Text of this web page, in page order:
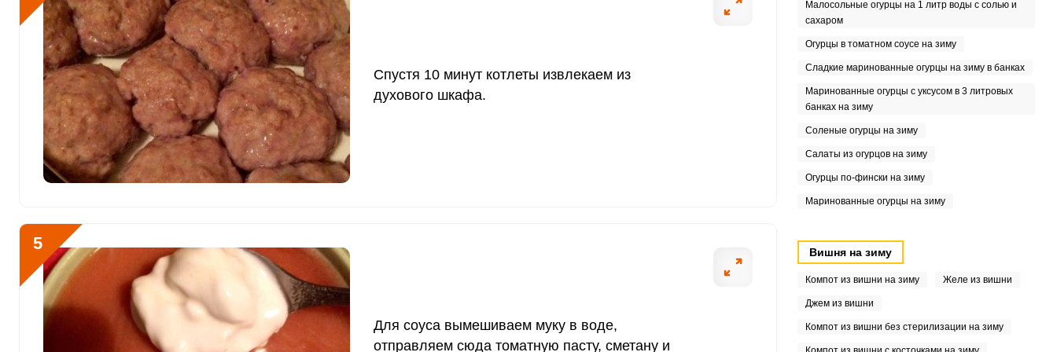
Селен 27.2 мкг
Фтор 265.4 мкг
Хром 4.6 мкг 50 мкг 0.6
Цинк 3.7 мг
Бор 150 мкг
Ванадий 0
Спустя 10 минут котлеты извлекаем из
духового шкафа.
5
Для соуса вымешиваем муку в воде,
отправляем сюда томатную пасту, сметану и
Малосольные огурцы на 1 литр воды с солью и
сахаром
Огурцы в томатном соусе на зиму
Сладкие маринованные огурцы на зиму в банках
Маринованные огурцы с уксусом в 3 литровых
банках на зиму
Соленые огурцы на зиму
Салаты из огурцов на зиму
Огурцы по-фински на зиму
Маринованные огурцы на зиму
Вишня на зиму
Компот из вишни на зиму Желе из вишни
Джем из вишни
Компот из вишни без стерилизации на зиму